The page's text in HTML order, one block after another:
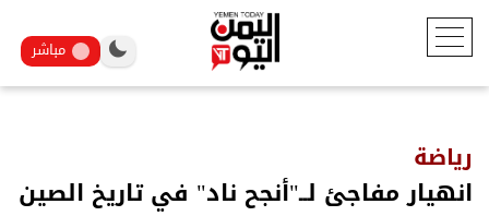
مباشر
رياضة
انهيار مفاجئ لــ"أنجح ناد" في تاريخ الصين